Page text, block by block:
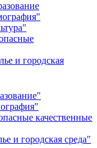
и городская
качественные
и городская среда"